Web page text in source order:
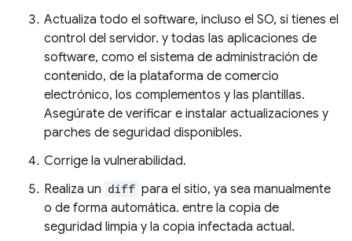
Actualiza todo el software, incluso el SO, si tienes el
control del servidor. y todas las aplicaciones de
software, como el sistema de administración de
contenido, de la plataforma de comercio
electrónico, los complementos y las plantillas.
Asegúrate de verificar e instalar actualizaciones y
parches de seguridad disponibles.
Corrige la vulnerabilidad.
Realiza un diff para el sitio, ya sea manualmente
o de forma automática. entre la copia de
seguridad limpia y la copia infectada actual.